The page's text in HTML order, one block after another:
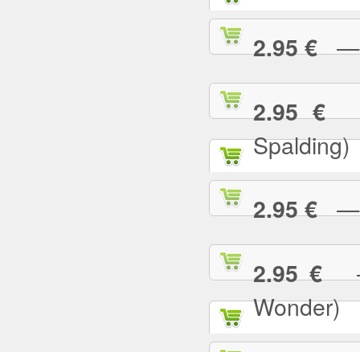
2.95 €— I
2.95 €—
Spalding)
2.95 €— I
2.95 €—
Wonder)